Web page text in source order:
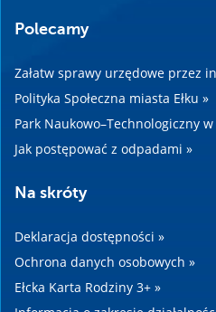
Polecamy
Załatw sprawy urzędowe przez
Polityka Społeczna miasta Ełku »
Park Naukowo–Technologiczny w
Jak postępować z odpadami »
Na skróty
Deklaracja dostępności »
Ochrona danych osobowych »
Ełcka Karta Rodziny 3+ »